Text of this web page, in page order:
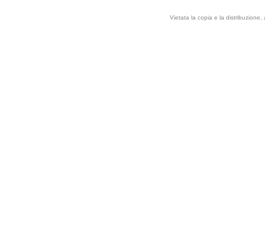
Vietata la copia e la distribuzione,